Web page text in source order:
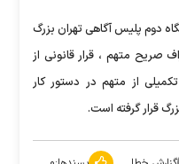
دوم پلیس آگاهی تهران بزرگ
صریح متهم ، قرار قانونی از
از متهم در دستور کار
قرار گرفته است.